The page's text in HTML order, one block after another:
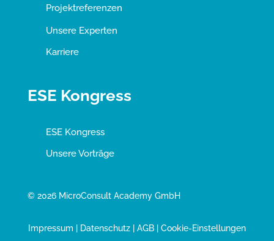
Projektreferenzen
Unsere Experten
Karriere
ESE Kongress
ESE Kongress
Unsere Vorträge
© 2026 MicroConsult Academy GmbH
Impressum | Datenschutz| AGB| Cookie-Einstellungen